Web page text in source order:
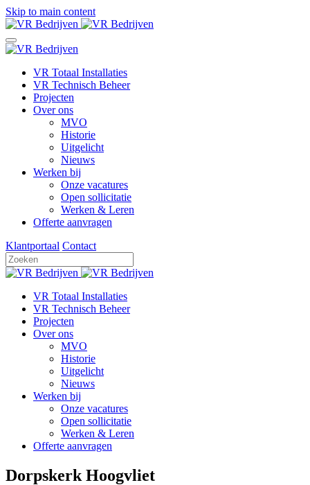
Skip to main content
VR Totaal Installaties
VR Technisch Beheer
Projecten
Over ons
MVO
Historie
Uitgelicht
Nieuws
Werken bij
Onze vacatures
Open sollicitatie
Werken & Leren
Offerte aanvragen
Klantportaal Contact
VR Totaal Installaties
VR Technisch Beheer
Projecten
Over ons
MVO
Historie
Uitgelicht
Nieuws
Werken bij
Onze vacatures
Open sollicitatie
Werken & Leren
Offerte aanvragen
Dorpskerk Hoogvliet